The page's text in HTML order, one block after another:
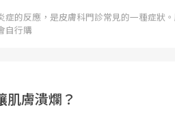
症的反應，是皮膚科門診常見的一種症狀
自行購
肌膚潰爛？